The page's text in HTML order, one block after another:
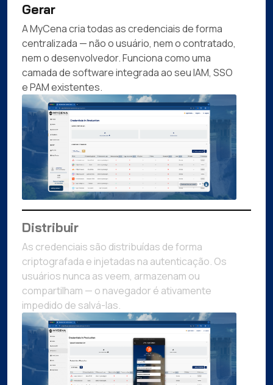
Gerar
A MyCena cria todas as credenciais de forma
centralizada — não o usuário, nem o contratado,
nem o desenvolvedor. Funciona como uma
camada de software integrada ao seu IAM, SSO
e PAM existentes.
Distribuir
As credenciais são distribuídas de forma
criptografada e injetadas na autenticação. Os
usuários nunca as veem, armazenam ou
compartilham — o navegador é ativamente
impedido de salvá-las.